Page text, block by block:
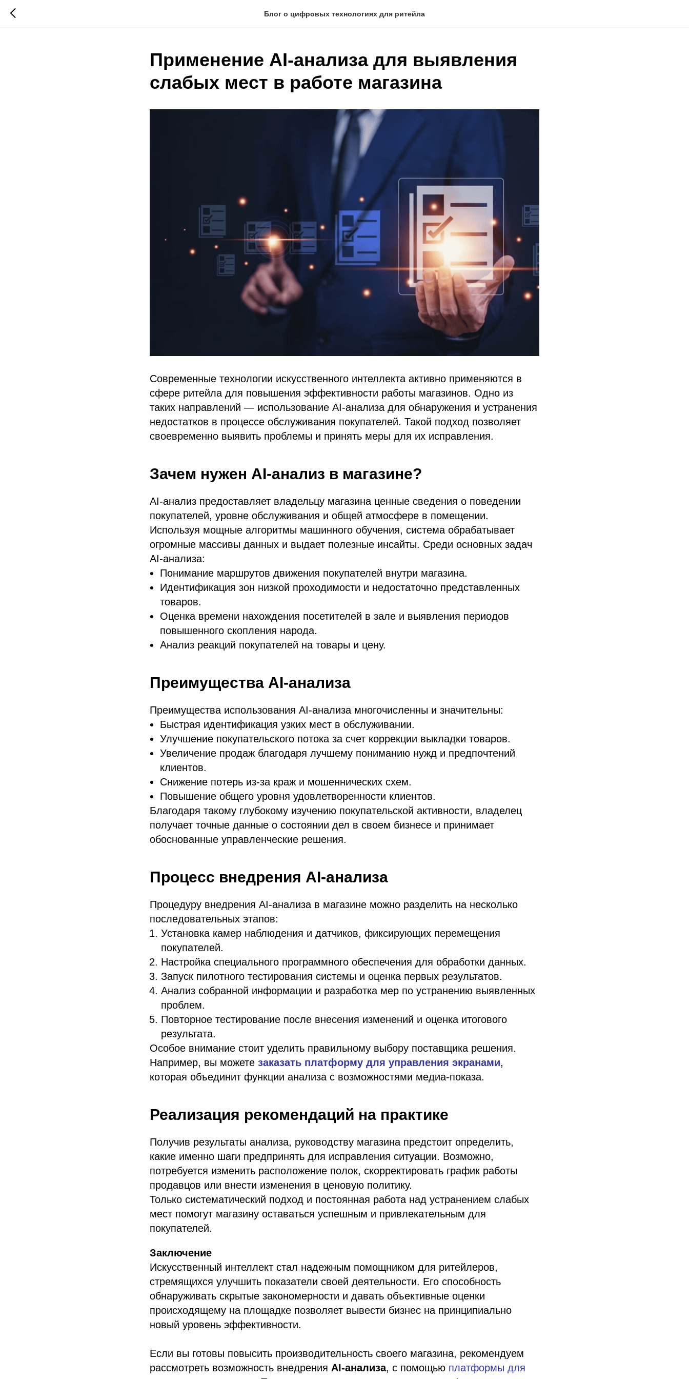
Блог о цифровых технологиях для ритейла
Применение AI-анализа для выявления
слабых мест в работе магазина
Современные технологии искусственного интеллекта активно применяются в
сфере ритейла для повышения эффективности работы магазинов. Одно из
таких направлений — использование AI-анализа для обнаружения и устранения
недостатков в процессе обслуживания покупателей. Такой подход позволяет
своевременно выявить проблемы и принять меры для их исправления.
Зачем нужен AI-анализ в магазине?
AI-анализ предоставляет владельцу магазина ценные сведения о поведении
покупателей, уровне обслуживания и общей атмосфере в помещении.
Используя мощные алгоритмы машинного обучения, система обрабатывает
огромные массивы данных и выдает полезные инсайты. Среди основных задач
AI-анализа:
Понимание маршрутов движения покупателей внутри магазина.
Идентификация зон низкой проходимости и недостаточно представленных
товаров.
Оценка времени нахождения посетителей в зале и выявления периодов
повышенного скопления народа.
Анализ реакций покупателей на товары и цену.
Преимущества AI-анализа
Преимущества использования AI-анализа многочисленны и значительны:
Быстрая идентификация узких мест в обслуживании.
Улучшение покупательского потока за счет коррекции выкладки товаров.
Увеличение продаж благодаря лучшему пониманию нужд и предпочтений
клиентов.
Снижение потерь из-за краж и мошеннических схем.
Повышение общего уровня удовлетворенности клиентов.
Благодаря такому глубокому изучению покупательской активности, владелец
получает точные данные о состоянии дел в своем бизнесе и принимает
обоснованные управленческие решения.
Процесс внедрения AI-анализа
Процедуру внедрения AI-анализа в магазине можно разделить на несколько
последовательных этапов:
Установка камер наблюдения и датчиков, фиксирующих перемещения
покупателей.
Настройка специального программного обеспечения для обработки данных.
Запуск пилотного тестирования системы и оценка первых результатов.
Анализ собранной информации и разработка мер по устранению выявленных
проблем.
Повторное тестирование после внесения изменений и оценка итогового
результата.
Особое внимание стоит уделить правильному выбору поставщика решения.
Например, вы можете заказать платформу для управления экранами,
которая объединит функции анализа с возможностями медиа-показа.
Реализация рекомендаций на практике
Получив результаты анализа, руководству магазина предстоит определить,
какие именно шаги предпринять для исправления ситуации. Возможно,
потребуется изменить расположение полок, скорректировать график работы
продавцов или внести изменения в ценовую политику.
Только систематический подход и постоянная работа над устранением слабых
мест помогут магазину оставаться успешным и привлекательным для
покупателей.
Заключение
Искусственный интеллект стал надежным помощником для ритейлеров,
стремящихся улучшить показатели своей деятельности. Его способность
обнаруживать скрытые закономерности и давать объективные оценки
происходящему на площадке позволяет вывести бизнес на принципиально
новый уровень эффективности.
Если вы готовы повысить производительность своего магазина, рекомендуем
рассмотреть возможность внедрения AI-анализа, с помощью платформы для